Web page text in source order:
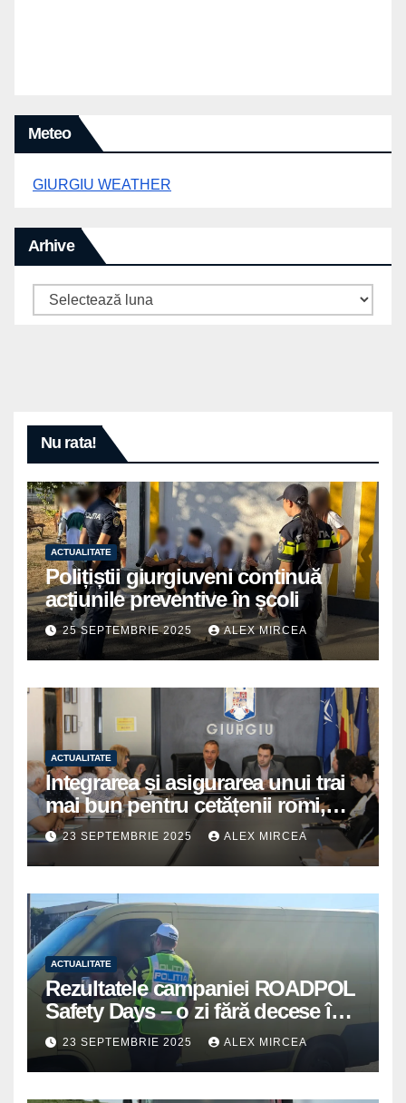
Meteo
GIURGIU WEATHER
Arhive
Arhive
Nu rata!
ACTUALITATE
Polițiștii giurgiuveni continuă
acțiunile preventive în școli
25 SEPTEMBRIE 2025 ALEX MIRCEA
ACTUALITATE
Integrarea și asigurarea unui trai
mai bun pentru cetățenii romi,
prioritate pentru instituțiile
publice giurgiuvene
23 SEPTEMBRIE 2025 ALEX MIRCEA
ACTUALITATE
Rezultatele campaniei ROADPOL
Safety Days – o zi fără decese în
trafic
23 SEPTEMBRIE 2025 ALEX MIRCEA